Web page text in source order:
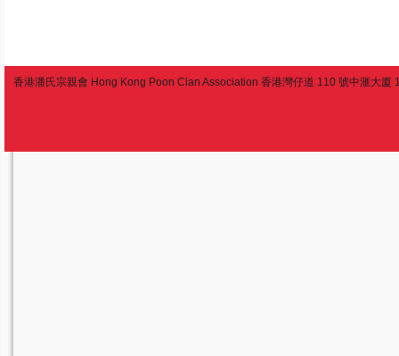
香港潘氏宗親會 Hong Kong Poon Clan Association 香港灣仔道 110 號中滙大廈